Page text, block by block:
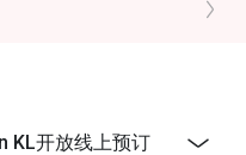
的完美之选。
discount.
KL开放线上预订